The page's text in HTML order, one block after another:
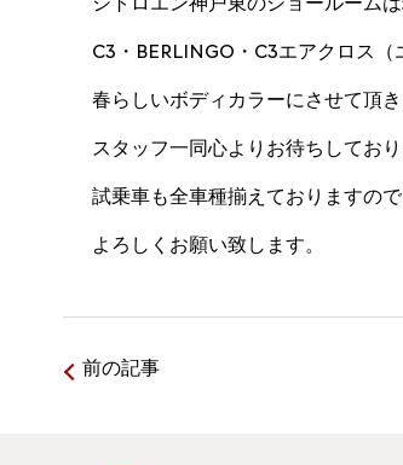
C3・BERLINGO・C3エアクロス（
春らしいボディカラーにさせて頂
スタッフ一同心よりお待ちしており
試乗車も全車種揃えておりますの
よろしくお願い致します。
前の記事